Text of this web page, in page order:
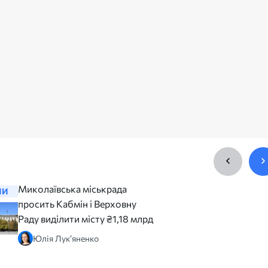
Миколаївська міськрада
просить Кабмін і Верховну
Раду виділити місту ₴1,18 млрд
Юлія Лук’яненко